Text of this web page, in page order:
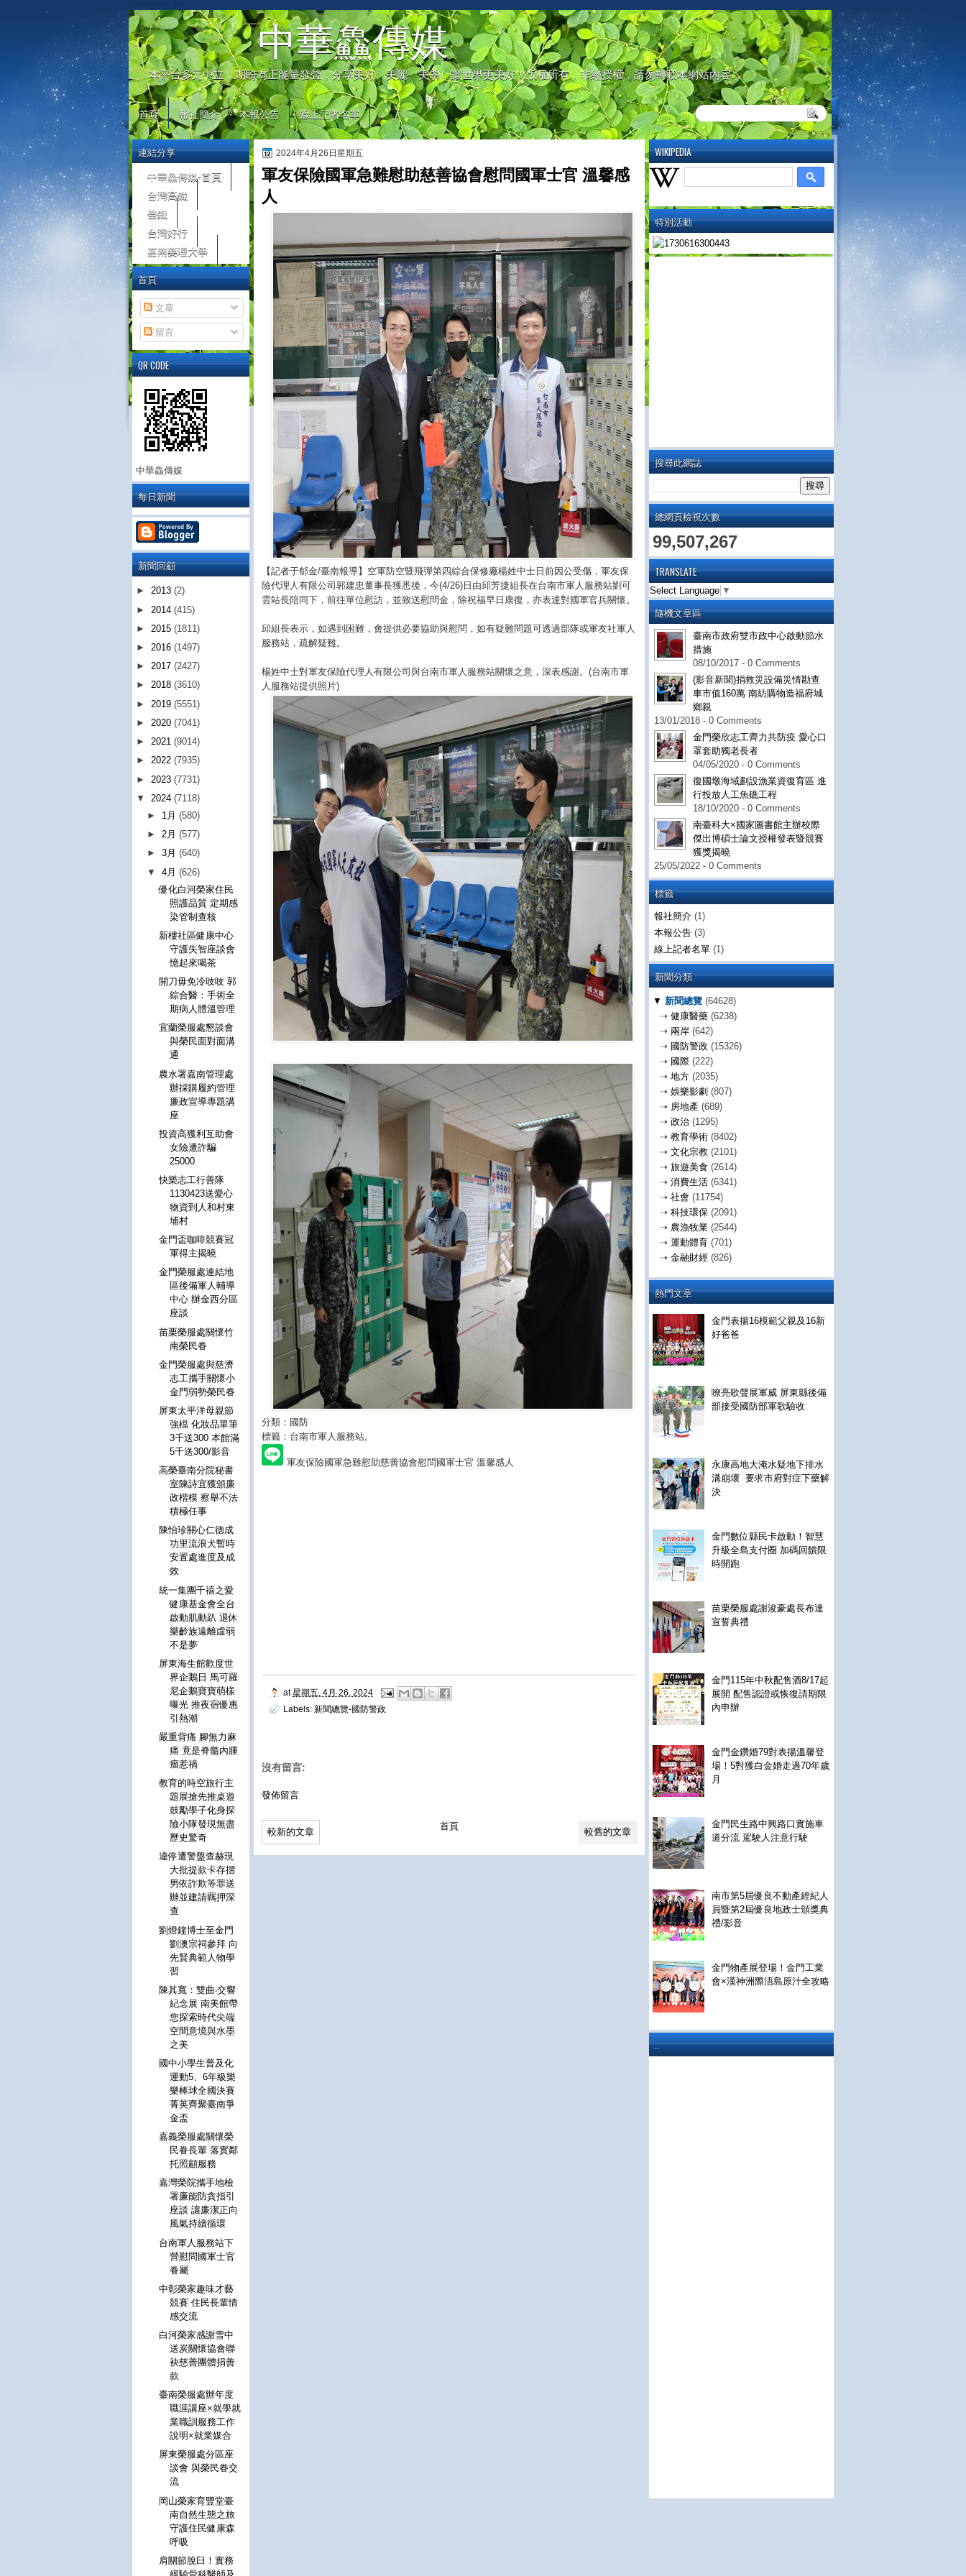
中華鱻傳媒
本平台多元中立，期盼為正能量發聲，分享美好、美麗、美學，讓世界更美好！版權所有，非經授權，請勿轉載本網站內容
首頁 報社簡介 本報公告 線上記者名單
WIKIPEDIA
特別活動
搜尋此網誌
總網頁檢視次數
99,507,267
TRANSLATE
Select Language ▼
隨機文章區
臺南市政府雙市政中心啟動節水
措施
08/10/2017 - 0 Comments
(影音新聞)捐救災設備災情勘查
車市值160萬 南紡購物造福府城
鄉親
13/01/2018 - 0 Comments
金門榮欣志工齊力共防疫 愛心口
罩套助獨老長者
04/05/2020 - 0 Comments
復國墩海域劃設漁業資復育區 進
行投放人工魚礁工程
18/10/2020 - 0 Comments
南臺科大×國家圖書館主辦校際
傑出博碩士論文授權發表暨競賽
獲獎揭曉
25/05/2022 - 0 Comments
標籤
報社簡介 (1)
本報公告 (3)
線上記者名單 (1)
新聞分類
▼ 新聞總覽 (64628)
⇢ 健康醫藥 (6238)
⇢ 兩岸 (642)
⇢ 國防警政 (15326)
⇢ 國際 (222)
⇢ 地方 (2035)
⇢ 娛樂影劇 (807)
⇢ 房地產 (689)
⇢ 政治 (1295)
⇢ 教育學術 (8402)
⇢ 文化宗教 (2101)
⇢ 旅遊美食 (2614)
⇢ 消費生活 (6341)
⇢ 社會 (11754)
⇢ 科技環保 (2091)
⇢ 農漁牧業 (2544)
⇢ 運動體育 (701)
⇢ 金融財經 (826)
熱門文章
金門表揚16模範父親及16新
好爸爸
嘹亮歌聲展軍威 屏東縣後備
部接受國防部軍歌驗收
永康高地大淹水疑地下排水
溝崩壞 要求市府對症下藥解
決
金門數位縣民卡啟動！智慧
升級全島支付圈 加碼回饋限
時開跑
苗栗榮服處謝浚豪處長布達
宣誓典禮
金門115年中秋配售酒8/17起
展開 配售認證或恢復請期限
內申辦
金門金鑽婚79對表揚溫馨登
場！5對獲白金婚走過70年歲
月
金門民生路中興路口實施車
道分流 駕駛人注意行駛
南市第5屆優良不動產經紀人
員暨第2屆優良地政士頒獎典
禮/影音
金門物產展登場！金門工業
會×漢神洲際浯島原汁全攻略
..
2024年4月26日星期五
軍友保險國軍急難慰助慈善協會慰問國軍士官 溫馨感
人
【記者于郁金/臺南報導】空軍防空暨飛彈第四綜合保修廠楊姓中士日前因公受傷，軍友保
險代理人有限公司郭建忠董事長獲悉後，今(4/26)日由邱芳捷組長在台南市軍人服務站劉可
雲站長陪同下，前往單位慰訪，並致送慰問金，除祝福早日康復，亦表達對國軍官兵關懷。
邱組長表示，如遇到困難，會提供必要協助與慰問，如有疑難問題可透過部隊或軍友社軍人
服務站，疏解疑難。
楊姓中士對軍友保險代理人有限公司與台南市軍人服務站關懷之意，深表感謝。(台南市軍
人服務站提供照片)
分類：國防
標籤：台南市軍人服務站
軍友保險國軍急難慰助慈善協會慰問國軍士官 溫馨感人
at 星期五, 4月 26, 2024
Labels: 新聞總覽-國防警政
沒有留言:
發佈留言
較新的文章 較舊的文章
首頁
連結分享
中華鱻傳媒-首頁
台灣高鐵
臺鐵
台灣好行
嘉南藥理大學
首頁
文章
留言
QR CODE
中華鱻傳媒
每日新聞
新聞回顧
► 2013 (2)
► 2014 (415)
► 2015 (1811)
► 2016 (1497)
► 2017 (2427)
► 2018 (3610)
► 2019 (5551)
► 2020 (7041)
► 2021 (9014)
► 2022 (7935)
► 2023 (7731)
▼ 2024 (7118)
► 1月(580)
►2月(577)
►3月(640)
▼4月(626)
優化白河榮家住民
照護品質 定期感
染管制查核
新樓社區健康中心
守護失智座談會
憶起來喝茶
開刀毋免冷吱吱 郭
綜合醫：手術全
期病人體溫管理
宜蘭榮服處懇談會
與榮民面對面溝
通
農水署嘉南管理處
辦採購履約管理
廉政宣導專題講
座
投資高獲利互助會
女險遭詐騙
25000
快樂志工行善隊
1130423送愛心
物資到人和村東
埔村
金門盃咖啡競賽冠
軍得主揭曉
金門榮服處連結地
區後備軍人輔導
中心 辦金西分區
座談
苗栗榮服處關懷竹
南榮民眷
金門榮服處與慈濟
志工攜手關懷小
金門弱勢榮民眷
屏東太平洋母親節
強檔 化妝品單筆
3千送300 本館滿
5千送300/影音
高榮臺南分院秘書
室陳詩宜獲頒廉
政楷模 察舉不法
積極任事
陳怡珍關心仁德成
功里流浪犬暫時
安置處進度及成
效
統一集團千禧之愛
健康基金會全台
啟動肌動趴 退休
樂齡族遠離虛弱
不是夢
屏東海生館歡度世
界企鵝日 馬可羅
尼企鵝寶寶萌樣
曝光 推夜宿優惠
引熱潮
嚴重背痛 腳無力麻
痛 竟是脊髓內腫
瘤惹禍
教育的時空旅行主
題展搶先推桌遊
鼓勵學子化身探
險小隊發現無盡
歷史驚奇
違停遭警盤查赫現
大批提款卡存摺
男依詐欺等罪送
辦並建請羈押深
查
劉燈鐘博士至金門
劉澳宗祠參拜 向
先賢典範人物學
習
陳其寬：雙曲‧交響
紀念展 南美館帶
您探索時代尖端
空間意境與水墨
之美
國中小學生普及化
運動5、6年級樂
樂棒球全國決賽
菁英齊聚臺南爭
金盃
嘉義榮服處關懷榮
民眷長輩 落實鄰
托照顧服務
嘉灣榮院攜手地檢
署廉能防貪指引
座談 讓廉潔正向
風氣持續循環
台南軍人服務站下
營慰問國軍士官
眷屬
中彰榮家趣味才藝
競賽 住民長輩情
感交流
白河榮家感謝雪中
送炭關懷協會聯
袂慈善團體捐善
款
臺南榮服處辦年度
職涯講座×就學就
業職訓服務工作
說明×就業媒合
屏東榮服處分區座
談會 與榮民眷交
流
岡山榮家育豐堂臺
南自然生態之旅
守護住民健康森
呼吸
肩關節脫臼！實務